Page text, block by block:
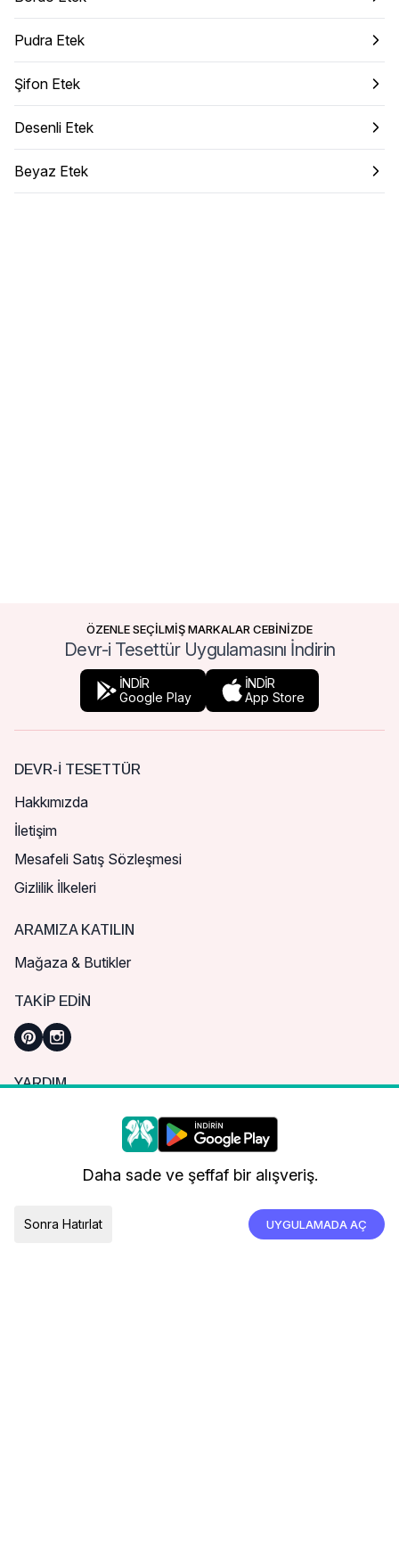
Pudra Etek
Şifon Etek
Desenli Etek
Beyaz Etek
ÖZENLE SEÇİLMİŞ MARKALAR CEBİNİZDE
Devr-i Tesettür Uygulamasını İndirin
İNDİR
Google Play
İNDİR
App Store
DEVR-I TESETTÜR
Hakkımızda
İletişim
Mesafeli Satış Sözleşmesi
Gizlilik İlkeleri
ARAMIZA KATILIN
Mağaza & Butikler
TAKIP EDIN
YARDIM
Sık Sorulan Sorular
Nasıl Sipariş Verebilirim?
Kargo ve Teslimat
Daha iyi bir alışveriş deneyimi için çerezleri
kullanıyoruz.
Daha sade ve şeffaf bir alışveriş.
Sonra Hatırlat UYGULAMADA AÇ